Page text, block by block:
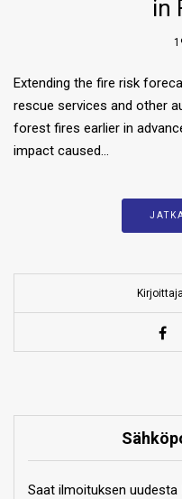
in
Extending the fire risk
rescue services and other
forest fires earlier in
impact caused…
Saat ilmoituksen